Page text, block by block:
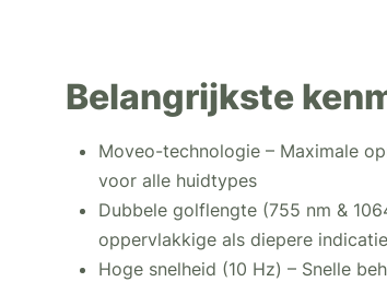
Belangrijkste
Moveo-technologie – Maximale
voor alle huidtypes
Dubbele golflengte (755 nm &
oppervlakkige als diepere
Hoge snelheid (10 Hz) – Snelle